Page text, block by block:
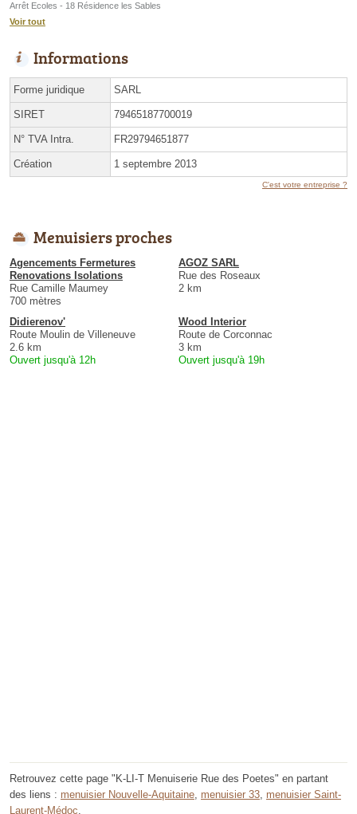
Arrêt Ecoles - 18 Résidence les Sables
Voir tout
Informations
Forme juridique SARL
SIRET 79465187700019
N° TVA Intra. FR29794651877
Création 1 septembre 2013
C'est votre entreprise ?
Menuisiers proches
Agencements Fermetures
Renovations Isolations
Rue Camille Maumey
700 mètres
AGOZ SARL
Rue des Roseaux
2 km
Didierenov'
Route Moulin de Villeneuve
2.6 km
Ouvert jusqu'à 12h
Wood Interior
Route de Corconnac
3 km
Ouvert jusqu'à 19h
Retrouvez cette page "K-LI-T Menuiserie Rue des Poetes" en partant
des liens : menuisier Nouvelle-Aquitaine, menuisier 33, menuisier Saint-
Laurent-Médoc.